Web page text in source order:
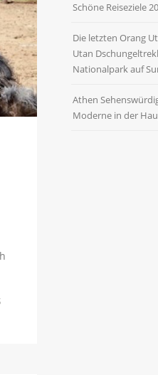
Schöne Reiseziele
Die letzten Orang
Utan
Nationalpark auf
Athen
Moderne in der